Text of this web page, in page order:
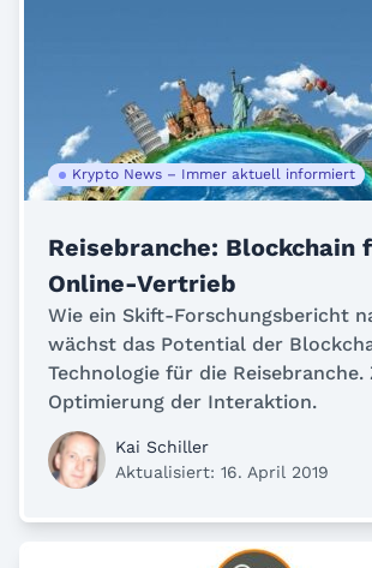
Krypto News – Immer aktuell informiert
Reisebranche: Blockchain
Online-Vertrieb
Wie ein Skift-Forschungsbericht
wächst das Potential der
Technologie für die Reisebranche.
Optimierung der Interaktion.
Kai Schiller
Aktualisiert: 16. April 2019